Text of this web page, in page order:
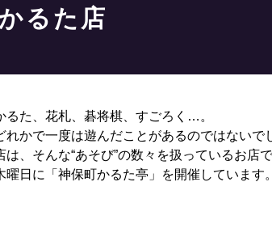
るた店
るた、花札、碁将棋、すごろく…。
れかで一度は遊んだことがあるのではないで
、そんな“あそび”の数々を扱っているお店で
曜日に「神保町かるた亭」を開催しています。